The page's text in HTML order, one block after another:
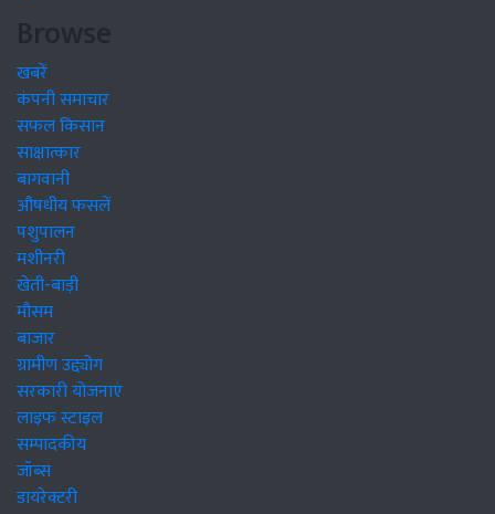
Browse
खबरें
कंपनी समाचार
सफल किसान
साक्षात्कार
बागवानी
औषधीय फसलें
पशुपालन
मशीनरी
खेती-बाड़ी
मौसम
बाजार
ग्रामीण उद्द्योग
सरकारी योजनाएं
लाइफ स्टाइल
सम्पादकीय
जॉब्स
डायरेक्टरी